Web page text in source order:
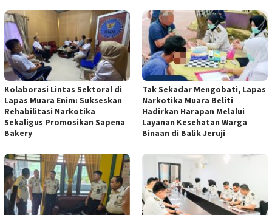
Kolaborasi Lintas Sektoral di
Lapas Muara Enim: Sukseskan
Rehabilitasi Narkotika
Sekaligus Promosikan Sapena
Bakery
Tak Sekadar Mengobati, Lapas
Narkotika Muara Beliti
Hadirkan Harapan Melalui
Layanan Kesehatan Warga
Binaan di Balik Jeruji